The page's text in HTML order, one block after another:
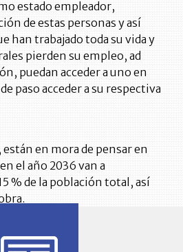
estado empleador,
de estas personas y así
han trabajado toda su vida y
pierden su empleo, ad
puedan acceder a uno en
paso acceder a su respectiva
en mora de pensar en
el año 2036 van a
% de la población total, así